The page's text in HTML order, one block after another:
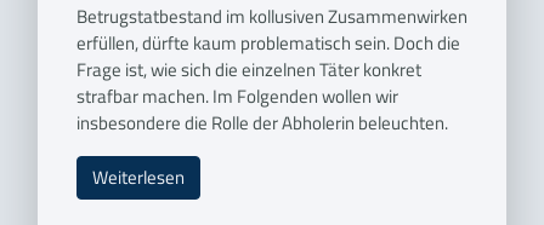
Betrugstatbestand im kollusiven Zusammenwirken
erfüllen, dürfte kaum problematisch sein. Doch die
Frage ist, wie sich die einzelnen Täter konkret
strafbar machen. Im Folgenden wollen wir
insbesondere die Rolle der Abholerin beleuchten.
Weiterlesen